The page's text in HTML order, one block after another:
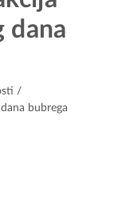
dana
/
bubrega